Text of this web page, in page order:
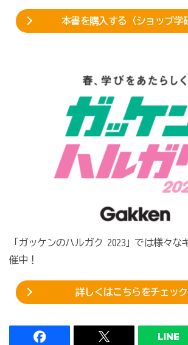
本書を購入する（ショップ学
「ガッケンのハルガク 2023」では様々な
催中！
詳しくはこちらをチェック